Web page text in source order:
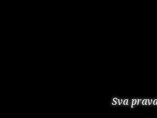
Sva